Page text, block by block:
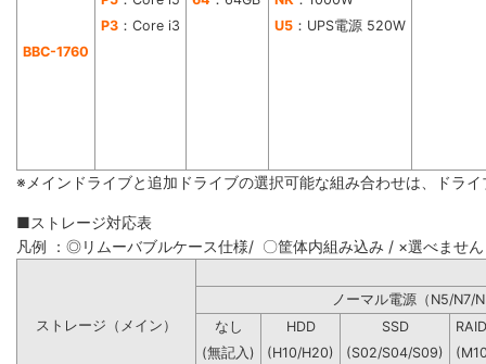
BBC-1760
P3 ：Core i3 U5 ：UPS電源 520W
※メインドライブと追加ドライブの選択可能な組み合わせは、ドラ
■ストレージ対応表
凡例 ：◎リムーバブルケース仕様/ 〇筐体内組み込み / ×選べません
ノーマル電源（N5/N7/
ストレージ（メイン）
なし HDD SSD
(無記入)
(H10/H20) (S02/S04/S09)